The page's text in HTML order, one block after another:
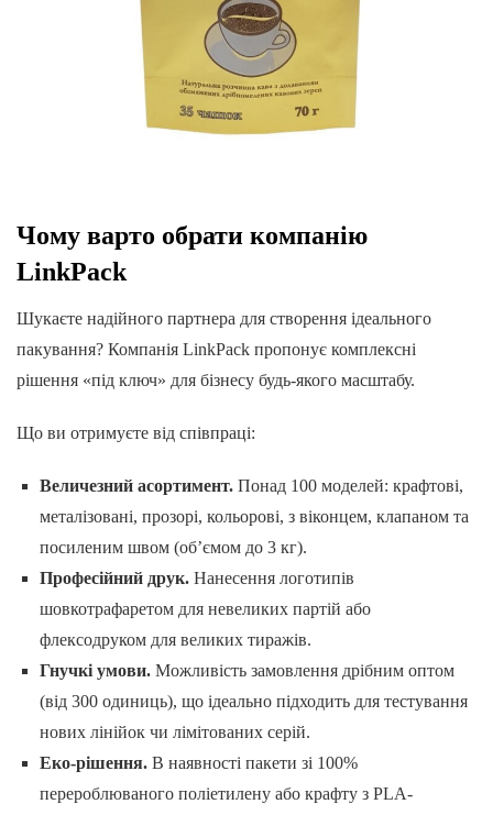
Чому варто обрати компанію
LinkPack
Шукаєте надійного партнера для створення ідеального
пакування? Компанія LinkPack пропонує комплексні
рішення «під ключ» для бізнесу будь-якого масштабу.
Що ви отримуєте від співпраці:
Величезний асортимент.Понад 100 моделей: крафтові,
металізовані, прозорі, кольорові, з віконцем, клапаном та
посиленим швом (об’ємом до 3 кг).
Професійний друк.Нанесення логотипів
шовкотрафаретом для невеликих партій або
флексодруком для великих тиражів.
Гнучкі умови.Можливість замовлення дрібним оптом
(від 300 одиниць), що ідеально підходить для тестування
нових лінійок чи лімітованих серій.
Еко-рішення.В наявності пакети зі 100%
перероблюваного поліетилену або крафту з PLA-